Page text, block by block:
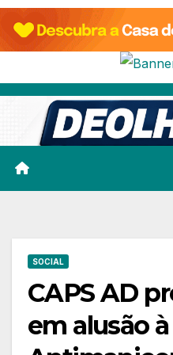
Skip
content
SOCIAL
CAPS AD
em alusão